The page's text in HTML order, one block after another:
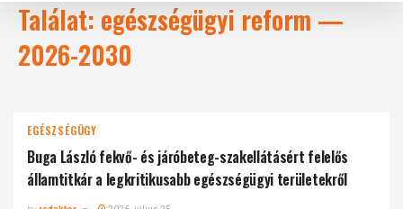
Találat: egészségügyi reform —
2026-2030
EGÉSZSÉGÜGY
Buga László fekvő- és járóbeteg-szakellátásért felelős
államtitkár a legkritikusabb egészségügyi területekről